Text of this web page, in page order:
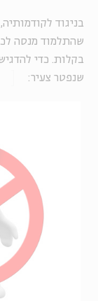
בניגוד
שהתלמוד מנסה
בקלות. כדי
שנפטר צעיר: